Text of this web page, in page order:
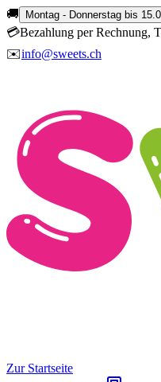
🚚 Montag - Donnerstag bis
💳Bezahlung per Rechnung,
✉️info@sweets.ch
Zur Startseite